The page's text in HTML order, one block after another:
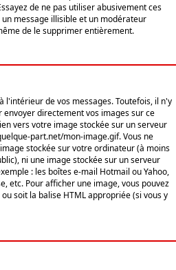
de ne pas utiliser abusivement ces
message illisible et un modérateur
de le supprimer entièrement.
l'intérieur de vos messages. Toutefois, il n'y
directement vos images sur ce
vers votre image stockée sur un serveur
part.net/mon-image.gif. Vous ne
stockée sur votre ordinateur (à moins
ni une image stockée sur un serveur
: les boîtes e-mail Hotmail ou Yahoo,
etc. Pour afficher une image, vous pouvez
soit la balise HTML appropriée (si vous y